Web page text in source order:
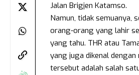
Jalan Brigjen Katamso.
Namun, tidak semuanya,
orang-orang yang lahir
yang tahu. THR atau
yang juga dikenal dengan
tersebut adalah salah